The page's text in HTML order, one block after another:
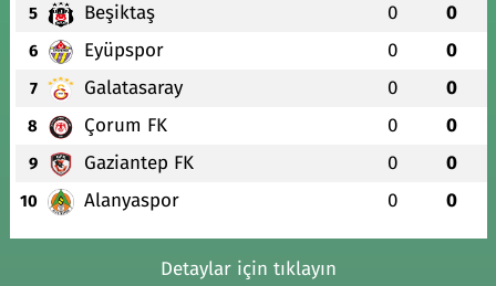
5 Beşiktaş 0 0
6 Eyüpspor 0 0
7 Galatasaray 0 0
8 Çorum FK 0 0
9 Gaziantep FK 0 0
10 Alanyaspor 0 0
Detaylar için tıklayın